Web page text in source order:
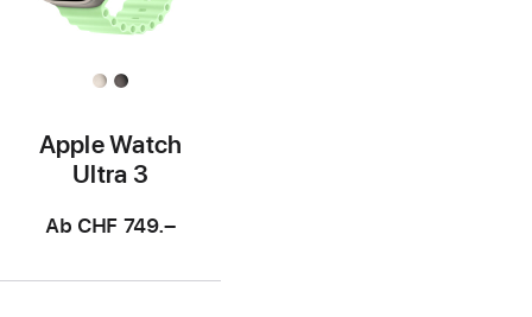
Apple Watch
Ultra 3
Ab CHF 749.–